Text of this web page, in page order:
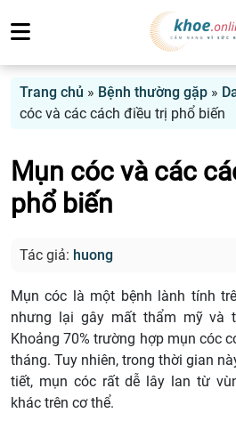
Trang chủ » Bệnh thường gặp »
cóc và các cách điều trị phổ biến
Mụn cóc và các
phổ biến
Tác giả: huong
Mụn cóc là một bệnh lành tính
nhưng lại gây mất thẩm mỹ và
Khoảng 70% trường hợp mụn cóc
tháng. Tuy nhiên, trong thời gian
tiết, mụn cóc rất dễ lây lan từ
khác trên cơ thể.